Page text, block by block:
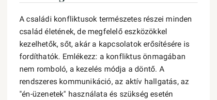
A családi konfliktusok természetes részei minden
család életének, de megfelelő eszközökkel
kezelhetők, sőt, akár a kapcsolatok erősítésére is
fordíthatók. Emlékezz: a konfliktus önmagában
nem romboló, a kezelés módja a döntő. A
rendszeres kommunikáció, az aktív hallgatás, az
"én-üzenetek" használata és szükség esetén